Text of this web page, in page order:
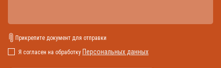
Прикрепите документ для отправки
Я согласен на обработку Персональных данных